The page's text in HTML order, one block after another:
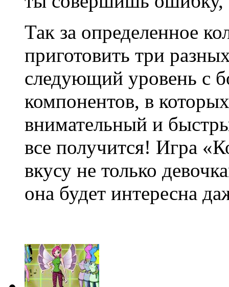
Так за определенное
приготовить три
следующий уровень с
компонентов, в
внимательный и
все получится! Игра
вкусу не только
она будет интересна